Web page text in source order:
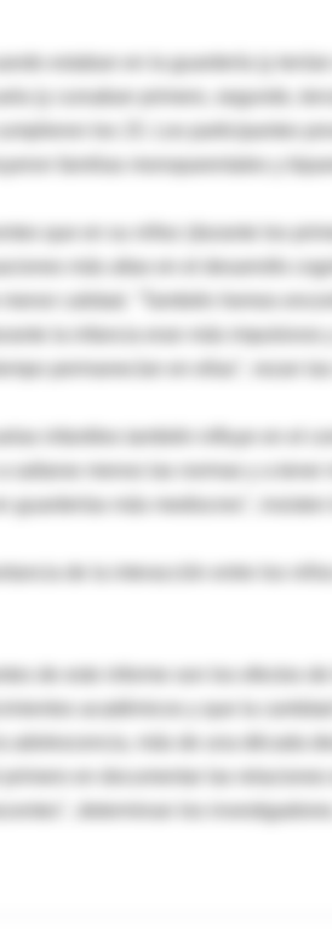
estaban en la guardería (y
(y cursaban primero, segundo,
familias monoparentales y
que en su niñez (durante los
más altas en el desarrollo
calidad. "También hemos
la infancia eran más
permanecían en ellas", rezan
infantiles también influye en el
guarderías más mediocres", insisten
de la interacción entre los
de este informe son los efectos
académicos y que la
adolescencia, más de una década
determinan los investigadores.